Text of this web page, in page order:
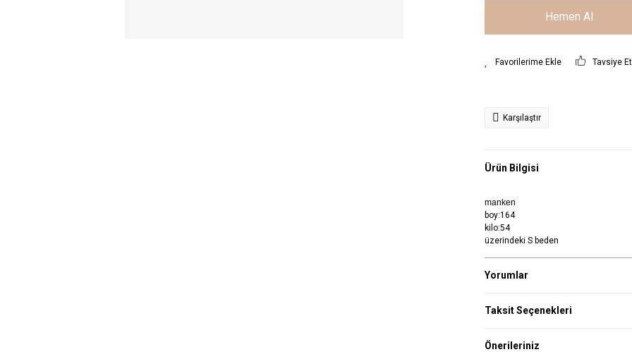
Hemen Al
Tavsiye Et
Karşılaştır
Ürün Bilgisi
manken
boy:164
kilo:54
üzerindeki S beden
Yorumlar
Taksit Seçenekleri
Önerileriniz